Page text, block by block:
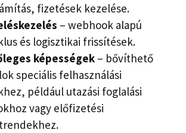
fizetések kezelése.
– webhook alapú
és logisztikai frissítések.
képességek – bővíthető
speciális felhasználási
például utazási foglalási
vagy előfizetési